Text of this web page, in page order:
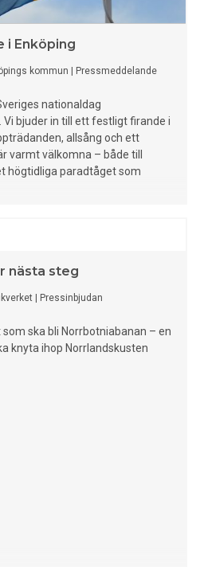
kommer att delas ut vid en
juni.
i Enköping
kommun Pressmeddelande
nationaldag
bjuder in till ett festligt firande i
allsång och ett
varmt välkomna – både till
högtidliga paradtåget som
nästa steg
Pressinbjudan
ska bli Norrbotniabanan – en
knyta ihop Norrlandskusten